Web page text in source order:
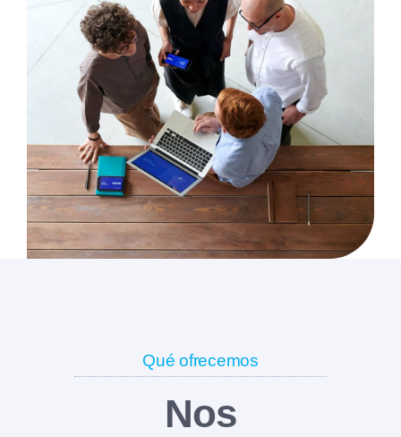
Qué ofrecemos
Nos